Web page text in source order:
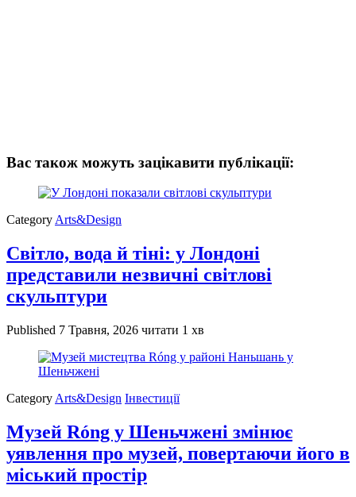
Вас також можуть зацікавити публікації:
Category Arts&Design
Світло, вода й тіні: у Лондоні
представили незвичні світлові
скульптури
Published 7 Травня, 2026 читати 1 хв
Category Arts&Design Інвестиції
Музей Róng у Шеньчжені змінює
уявлення про музей, повертаючи його в
міський простір